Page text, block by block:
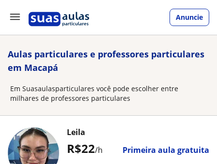
Anuncie
Aulas particulares e professores particulares
em Macapá
Em Suasaulasparticulares você pode escolher entre
milhares de professores particulares
R$22/h Primeira aula gratuita
Leila